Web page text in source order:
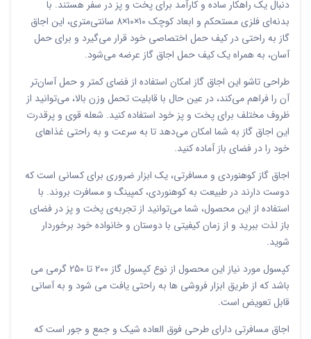
دنبال یک راهکار ساده و کارآمد برای پخت و پز در سفر هستند. با
بدنه‌ای فلزی مستحکم و ابعاد کوچک 10×10×8 سانتی‌متری، این اجاق
گاز به راحتی در کیف حمل اختصاصی خود قرار می‌گیرد و برای حمل
آسان، به همراه یک کیف حمل اجاق گاز عرضه می‌شود.
طراحی تاشو این اجاق گاز امکان استفاده از فضای کمتر و حمل آسان‌تر
آن را فراهم می‌کند، در عین حال با قابلیت تحمل وزن بالا، می‌توانید از
ظروف مختلف برای پخت و پز خود استفاده کنید. شعله قوی و پرقدرت
این اجاق گاز به شما امکان می‌دهد تا به سرعت و به راحتی غذاهای
خود را در فضای باز آماده کنید.
اجاق گاز کوهنوردی و مسافرتی، یک ابزار ضروری برای کسانی است که
دوست دارند در طبیعت به کوهنوردی، کمپینگ و مسافرت بروند. با
استفاده از این محصول، شما می‌توانید از تجربه‌ی پخت و پز در فضای
باز لذت ببرید و از زمان کیفیتی با دوستان و خانواده خود برخوردار
شوید.
کپسول مورد نیاز این محصول از نوع کپسول گاز 200 تا 250 گرمی می
باشد که از طریق ابزار فروشی ها به راحتی یافت می شود و به آسانی
قابل تعویض است.
اجاق مسافرتی دارای طرحی فوق العاده شیک و جمع و جور است که